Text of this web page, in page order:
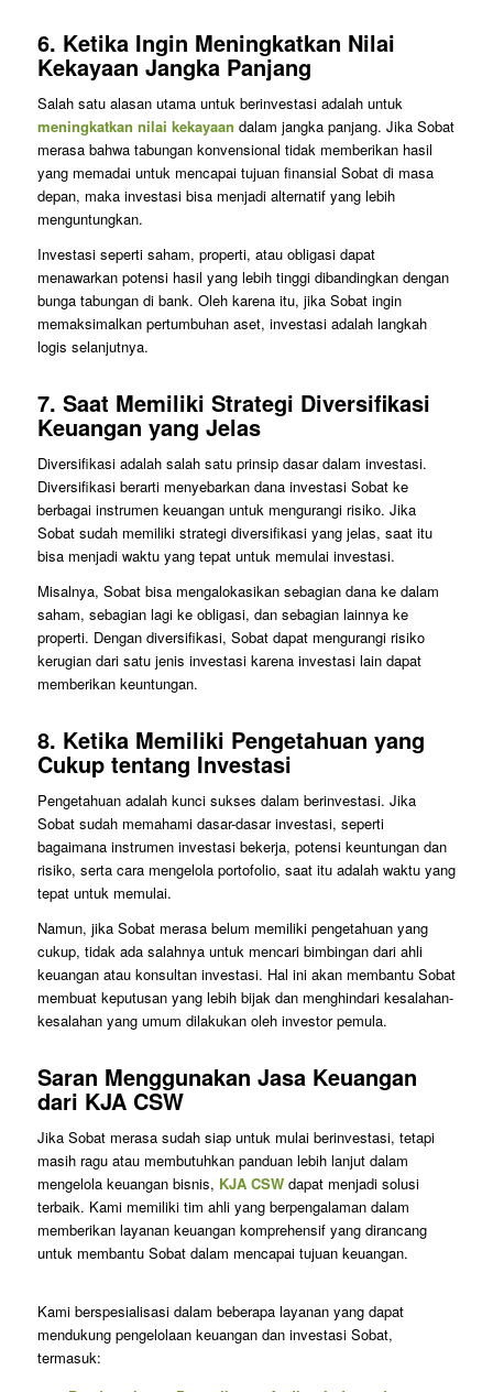
6. Ketika Ingin Meningkatkan Nilai
Kekayaan Jangka Panjang
Salah satu alasan utama untuk berinvestasi adalah untuk
meningkatkan nilai kekayaan dalam jangka panjang. Jika Sobat
merasa bahwa tabungan konvensional tidak memberikan hasil
yang memadai untuk mencapai tujuan finansial Sobat di masa
depan, maka investasi bisa menjadi alternatif yang lebih
menguntungkan.
Investasi seperti saham, properti, atau obligasi dapat
menawarkan potensi hasil yang lebih tinggi dibandingkan dengan
bunga tabungan di bank. Oleh karena itu, jika Sobat ingin
memaksimalkan pertumbuhan aset, investasi adalah langkah
logis selanjutnya.
7. Saat Memiliki Strategi Diversifikasi
Keuangan yang Jelas
Diversifikasi adalah salah satu prinsip dasar dalam investasi.
Diversifikasi berarti menyebarkan dana investasi Sobat ke
berbagai instrumen keuangan untuk mengurangi risiko. Jika
Sobat sudah memiliki strategi diversifikasi yang jelas, saat itu
bisa menjadi waktu yang tepat untuk memulai investasi.
Misalnya, Sobat bisa mengalokasikan sebagian dana ke dalam
saham, sebagian lagi ke obligasi, dan sebagian lainnya ke
properti. Dengan diversifikasi, Sobat dapat mengurangi risiko
kerugian dari satu jenis investasi karena investasi lain dapat
memberikan keuntungan.
8. Ketika Memiliki Pengetahuan yang
Cukup tentang Investasi
Pengetahuan adalah kunci sukses dalam berinvestasi. Jika
Sobat sudah memahami dasar-dasar investasi, seperti
bagaimana instrumen investasi bekerja, potensi keuntungan dan
risiko, serta cara mengelola portofolio, saat itu adalah waktu yang
tepat untuk memulai.
Namun, jika Sobat merasa belum memiliki pengetahuan yang
cukup, tidak ada salahnya untuk mencari bimbingan dari ahli
keuangan atau konsultan investasi. Hal ini akan membantu Sobat
membuat keputusan yang lebih bijak dan menghindari kesalahan-
kesalahan yang umum dilakukan oleh investor pemula.
Saran Menggunakan Jasa Keuangan
dari KJA CSW
Jika Sobat merasa sudah siap untuk mulai berinvestasi, tetapi
masih ragu atau membutuhkan panduan lebih lanjut dalam
mengelola keuangan bisnis, KJA CSWdapat menjadi solusi
terbaik. Kami memiliki tim ahli yang berpengalaman dalam
memberikan layanan keuangan komprehensif yang dirancang
untuk membantu Sobat dalam mencapai tujuan keuangan.
Kami berspesialisasi dalam beberapa layanan yang dapat
mendukung pengelolaan keuangan dan investasi Sobat,
termasuk: